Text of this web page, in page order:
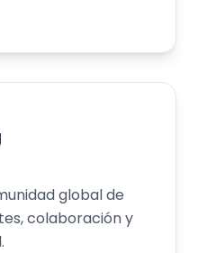
global de
colaboración y